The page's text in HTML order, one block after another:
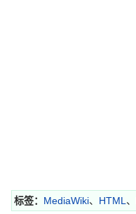
标签： MediaWiki、 HTML 、